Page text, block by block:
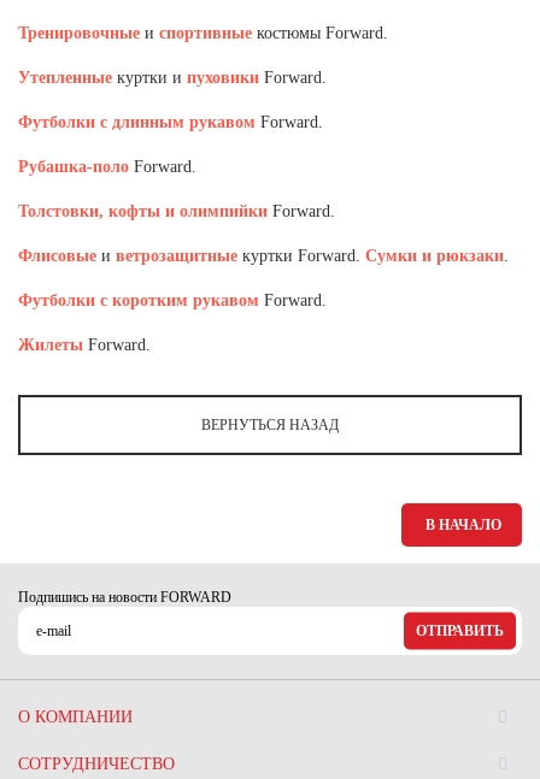
Тренировочные и спортивные костюмы Forward.
Утепленные куртки и пуховики Forward.
Футболки с длинным рукавом Forward.
Рубашка-поло Forward.
Толстовки, кофты и олимпийки Forward.
Флисовые и ветрозащитные куртки Forward. Сумки и рюкзаки.
Футболки с коротким рукавом Forward.
Жилеты Forward.
ВЕРНУТЬСЯ НАЗАД
В НАЧАЛО
Подпишись на новости FORWARD
ОТПРАВИТЬ
О КОМПАНИИ
СОТРУДНИЧЕСТВО